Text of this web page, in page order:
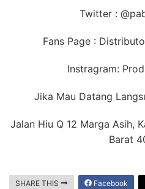
Twitter :
Fans Page :
Instragram:
Jika Mau Datang
Jalan Hiu Q 12 Marga Asih,
Barat
SHARE THIS Facebook